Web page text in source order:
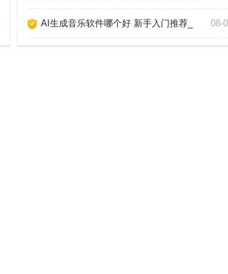
AI生成音乐软件哪个好 新手入门推荐_ 08-